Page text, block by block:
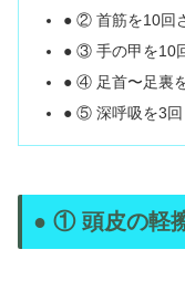
● ② 首筋を10回
● ③ 手の甲を10
● ④ 足首〜足裏
● ⑤ 深呼吸を3回
● ① 頭皮の軽